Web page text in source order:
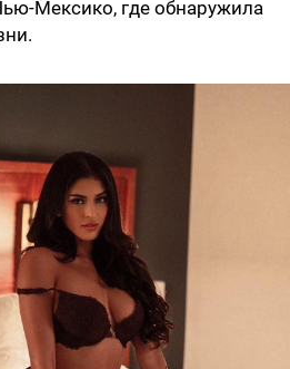
Мексико, где обнаружила